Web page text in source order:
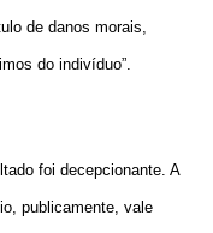
de danos morais,
do indivíduo”.
foi decepcionante. A
publicamente, vale